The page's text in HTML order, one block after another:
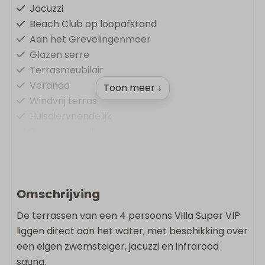
Jacuzzi
Beach Club op loopafstand
Aan het Grevelingenmeer
Glazen serre
Terrasmeubilair
Veranda
Windvrij terras
Oplaadpunt op vakantiepark
Vloerverwarming
Airconditioning
Gratis Wifi
Rookvrij
Toon meer ↓
Omschrijving
De terrassen van een 4 persoons Villa Super VIP
liggen direct aan het water, met beschikking over
een eigen zwemsteiger, jacuzzi en infrarood
sauna.